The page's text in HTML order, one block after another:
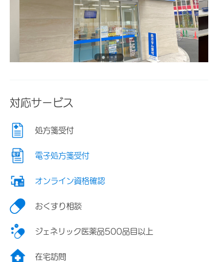
対応サービス
処方箋受付
電子処方箋受付
オンライン資格確認
おくすり相談
ジェネリック医薬品500品目以上
在宅訪問